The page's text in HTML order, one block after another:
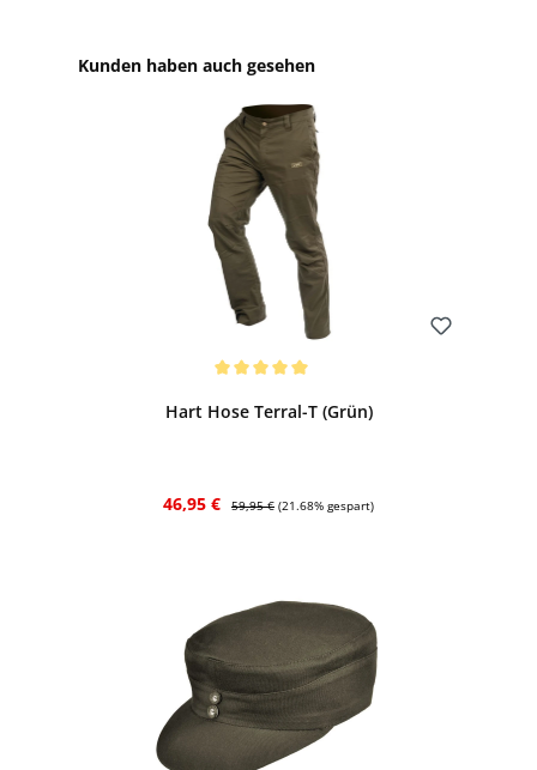
Produktgalerie überspringen
Kunden haben auch gesehen
Hart Hose Terral-T (Grün)
Verkaufspreis:
46,95 € Regulärer Preis:
59,95 € (21.68% gespart)